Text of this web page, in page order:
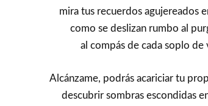
mira tus recuerdos agujereados
como se deslizan rumbo al
al compás de cada soplo de
Alcánzame, podrás acariciar tu
descubrir sombras escondidas